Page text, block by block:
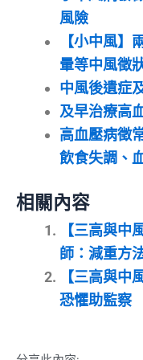
風險
【小中風】
暈等中風徵
中風後遺症
及早治療高
高血壓病徵
飲食失調、
相關內容
【三高與中
師：減重方
【三高與中
恐懼助監察